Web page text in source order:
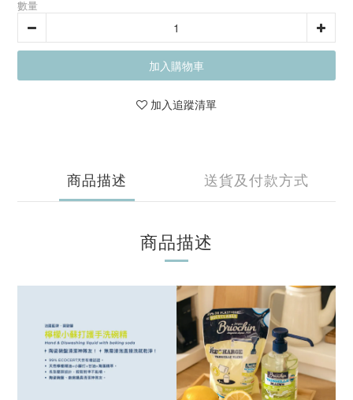
數量
加入購物車
加入追蹤清單
商品描述 送貨及付款方式
商品描述